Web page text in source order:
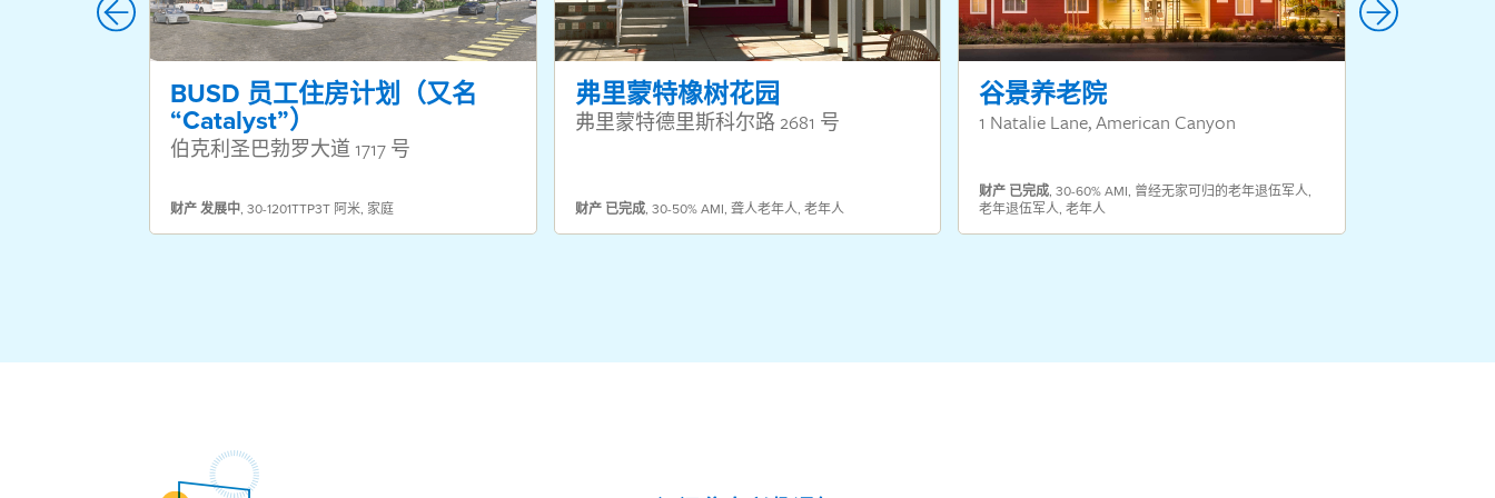
BUSD 员工住房计划（又名
“Catalyst”）
伯克利圣巴勃罗大道 1717 号
财产发展中, 30-1201TTP3T 阿米, 家庭
弗里蒙特橡树花园
弗里蒙特德里斯科尔路 2681 号
财产 已完成, 30-50% AMI, 聋人老年人, 老年人
谷景养老院
1 Natalie Lane, American Canyon
财产 已完成,30-60% AMI, 曾经无家可归的老年退伍军人,
老年退伍军人,老年人